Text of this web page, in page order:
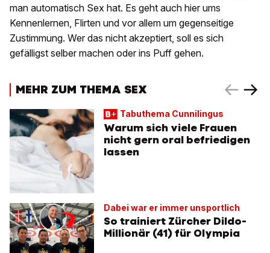
man automatisch Sex hat. Es geht auch hier ums
Kennenlernen, Flirten und vor allem um gegenseitige
Zustimmung. Wer das nicht akzeptiert, soll es sich
gefälligst selber machen oder ins Puff gehen.
MEHR ZUM THEMA SEX
Tabuthema Cunnilingus
Warum sich viele Frauen
nicht gern oral befriedigen
lassen
Dabei war er immer unsportlich
So trainiert Zürcher Dildo-
Millionär (41) für Olympia